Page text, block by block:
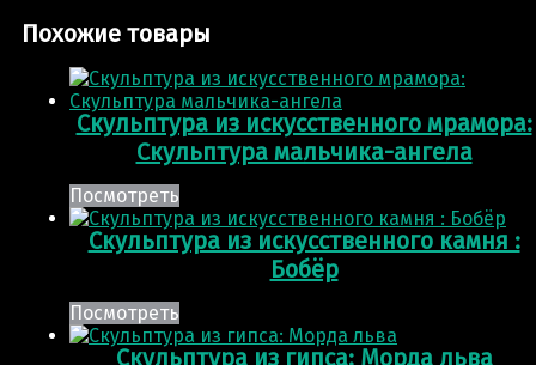
Похожие товары
Скульптура из искусственного мрамора:
Скульптура мальчика-ангела
Посмотреть
Скульптура из искусственного камня :
Бобёр
Посмотреть
Скульптура из гипса: Морда льва